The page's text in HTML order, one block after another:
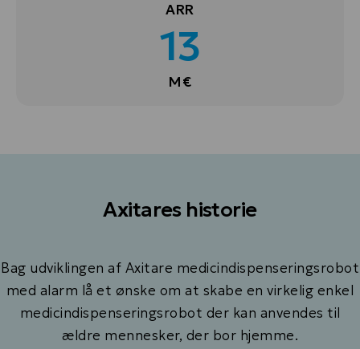
ARR
13
M€
Axitares historie
Bag udviklingen af Axitare medicindispenseringsrobot
med alarm lå et ønske om at skabe en virkelig enkel
medicindispenseringsrobot der kan anvendes til
ældre mennesker, der bor hjemme.